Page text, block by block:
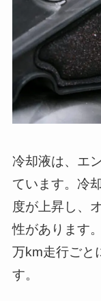
冷却液は、エ
ています。冷
度が上昇し、
性があります
万km走行ごと
す。